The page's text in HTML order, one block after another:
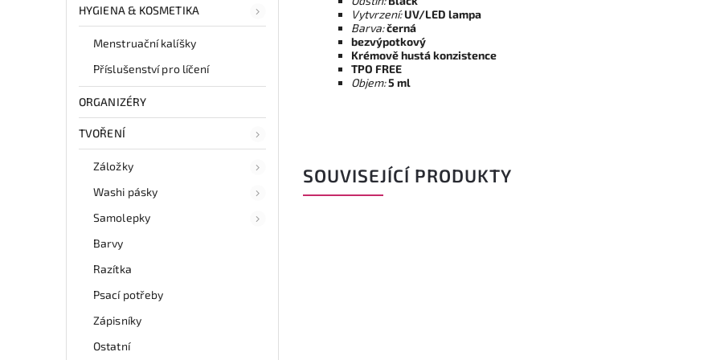
HYGIENA & KOSMETIKA
Menstruační kalíšky
Příslušenství pro líčení
ORGANIZÉRY
TVOŘENÍ
Záložky
Washi pásky
Samolepky
Barvy
Razítka
Psací potřeby
Zápisníky
Ostatní
Vytvrzení:UV/LED lampa
Barva:černá
bezvýpotkový
Krémově hustá konzistence
TPO FREE
Objem:5 ml
SOUVISEJÍCÍ PRODUKTY